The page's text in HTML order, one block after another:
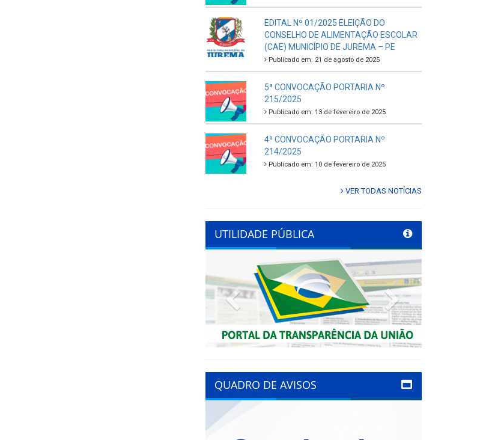
EDITAL Nº 01/2025 ELEIÇÃO DO
CONSELHO DE ALIMENTAÇÃO ESCOLAR
(CAE) MUNICÍPIO DE JUREMA – PE
Publicado em: 21 de agosto de 2025
5ª CONVOCAÇÃO PORTARIA Nº
215/2025
Publicado em: 13 de fevereiro de 2025
4ª CONVOCAÇÃO PORTARIA Nº
214/2025
Publicado em: 10 de fevereiro de 2025
VER TODAS NOTÍCIAS
UTILIDADE PÚBLICA
Previous Next
QUADRO DE AVISOS